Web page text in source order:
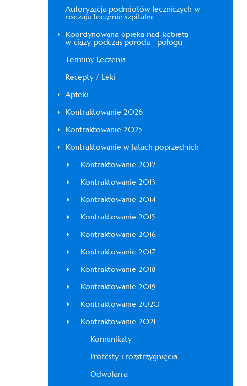
Autoryzacja podmiotów leczniczych w
rodzaju leczenie szpitalne
Koordynowana opieka nad kobietą
w ciąży, podczas porodu i połogu
Terminy Leczenia
Recepty / Leki
Apteki
Kontraktowanie 2026
Kontraktowanie 2025
Kontraktowanie w latach poprzednich
Kontraktowanie 2012
Kontraktowanie 2013
Kontraktowanie 2014
Kontraktowanie 2015
Kontraktowanie 2016
Kontraktowanie 2017
Kontraktowanie 2018
Kontraktowanie 2019
Kontraktowanie 2020
Kontraktowanie 2021
Komunikaty
Protesty i rozstrzygnięcia
Odwołania